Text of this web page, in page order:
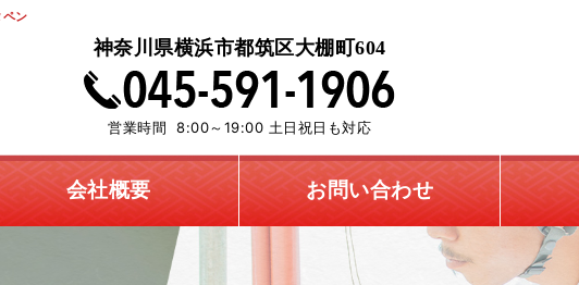
ン
神奈川県横浜市都筑区大棚町604
営業時間 8:00～19:00 土日祝日も対応
会社概要 お問い合わせ